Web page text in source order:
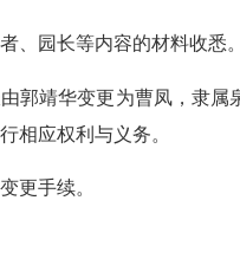
园长等内容的材料收悉
靖华变更为曹凤，隶属
相应权利与义务。
更手续。